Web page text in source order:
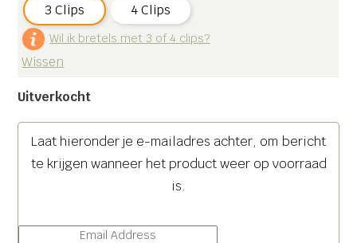
3 Clips 4 Clips
Wil ik bretels met 3 of 4 clips?
Wissen
Uitverkocht
Laat hieronder je e-mailadres achter, om bericht
te krijgen wanneer het product weer op voorraad
is.